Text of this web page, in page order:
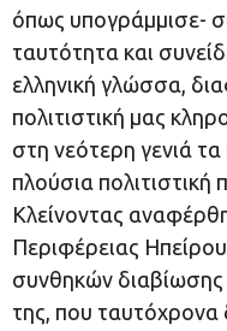
όπως υπογράμμισε-
ταυτότητα και
ελληνική γλώσσα,
πολιτιστική μας
στη νεότερη γενιά τα
πλούσια
Κλείνοντας
Περιφέρειας
συνθηκών διαβίωσης
της, που ταυτόχρονα